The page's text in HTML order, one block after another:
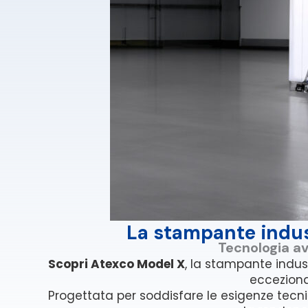
La stampante
Tecnologia
Scopri Atexco Model X, la stampante
Progettata per soddisfare le esigenze